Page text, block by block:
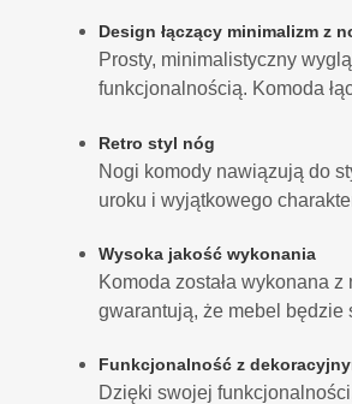
Design łączący minimalizm z
Prosty, minimalistyczny
funkcjonalnością. Komoda
Retro styl nóg
Nogi komody nawiązują do
uroku i wyjątkowego
Wysoka jakość wykonania
Komoda została wykonana
gwarantują, że mebel będzie
Funkcjonalność z
Dzięki swojej